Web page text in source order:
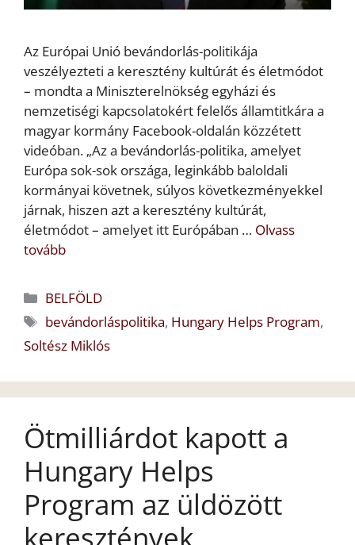
Az Európai Unió bevándorlás-politikája
veszélyezteti a keresztény kultúrát és életmódot
– mondta a Miniszterelnökség egyházi és
nemzetiségi kapcsolatokért felelős államtitkára a
magyar kormány Facebook-oldalán közzétett
videóban. „Az a bevándorlás-politika, amelyet
Európa sok-sok országa, leginkább baloldali
kormányai követnek, súlyos következményekkel
járnak, hiszen azt a keresztény kultúrát,
életmódot – amelyet itt Európában … Olvass
tovább
Kategória
BELFÖLD
Címkék
bevándorláspolitika, Hungary Helps Program,
Soltész Miklós
Ötmilliárdot kapott a
Hungary Helps
Program az üldözött
keresztények